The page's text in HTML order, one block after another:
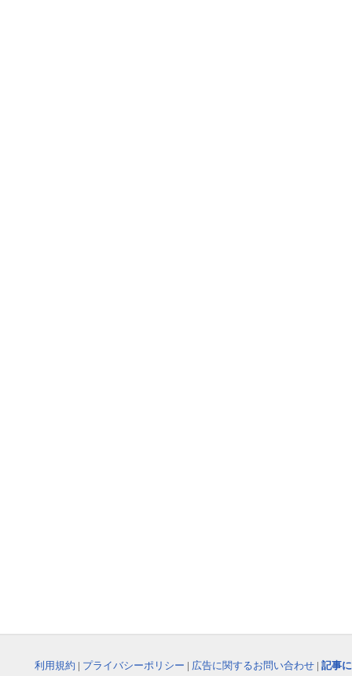
利用規約 | プライバシーポリシー | 広告に関するお問い合わせ | 記事